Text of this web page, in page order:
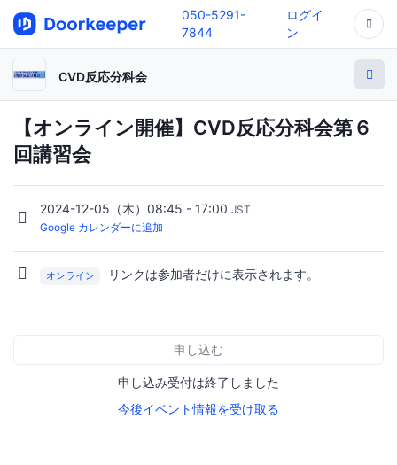
050-5291-
7844
ログイ
ン
CVD反応分科会
【オンライン開催】CVD反応分科会第６
回講習会
2024-12-05（木）08:45 - 17:00 JST
Google カレンダーに追加
オンライン リンクは参加者だけに表示されます。
申し込む
申し込み受付は終了しました
今後イベント情報を受け取る